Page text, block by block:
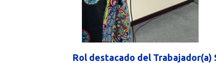
Rol destacado del Trabajador(a)